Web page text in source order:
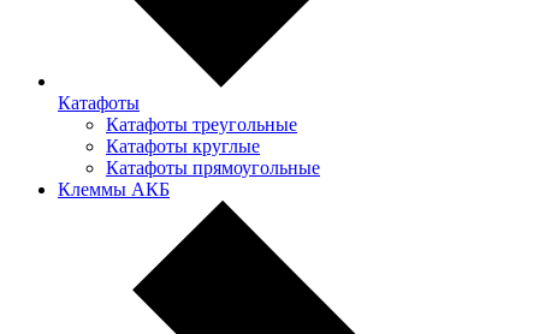
Катафоты
Катафоты треугольные
Катафоты круглые
Катафоты прямоугольные
Клеммы АКБ